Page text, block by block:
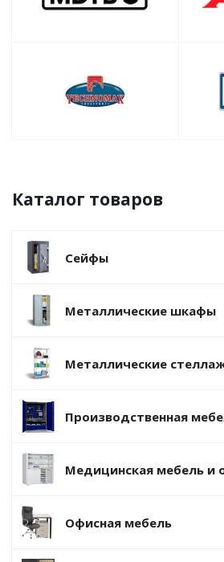
Каталог товаров
Сейфы
Металлические шкафы
Металлические
Производственная
Медицинская мебель и
Офисная мебель